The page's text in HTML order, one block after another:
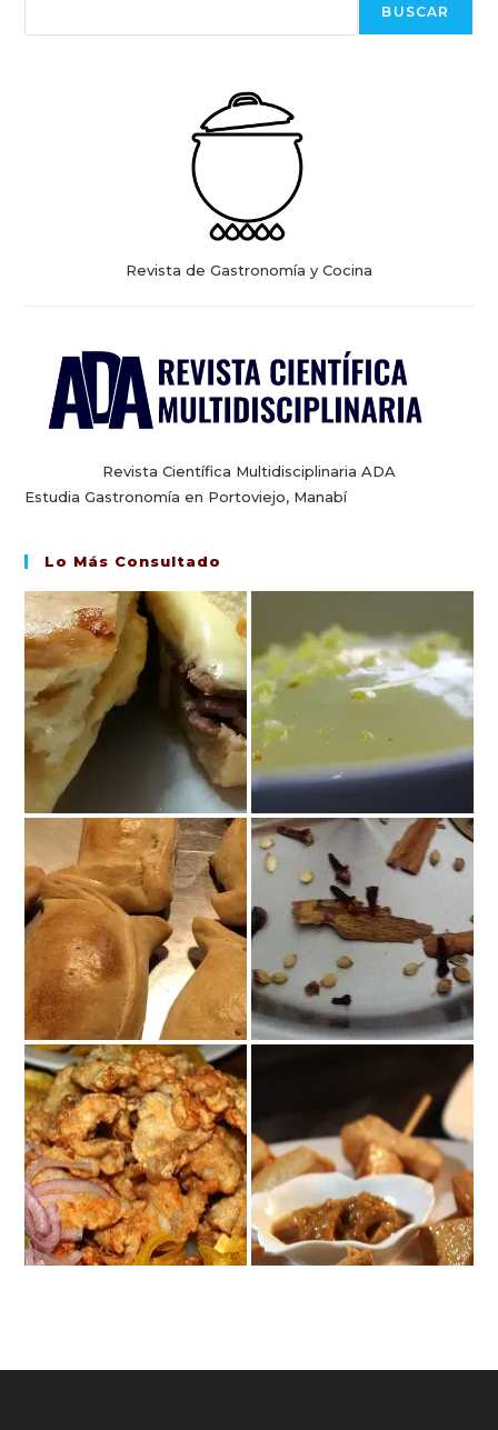
BUSCAR
Revista de Gastronomía y Cocina
Revista Científica Multidisciplinaria ADA
Estudia Gastronomía en Portoviejo, Manabí
Lo Más Consultado